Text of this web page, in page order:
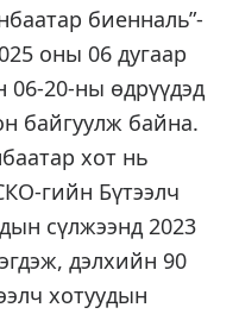
биенналь”-
оны 06 дугаар
06-20-ны өдрүүдэд
байгуулж байна.
хот нь
гийн Бүтээлч
сүлжээнд 2023
дэлхийн 90
хотуудын